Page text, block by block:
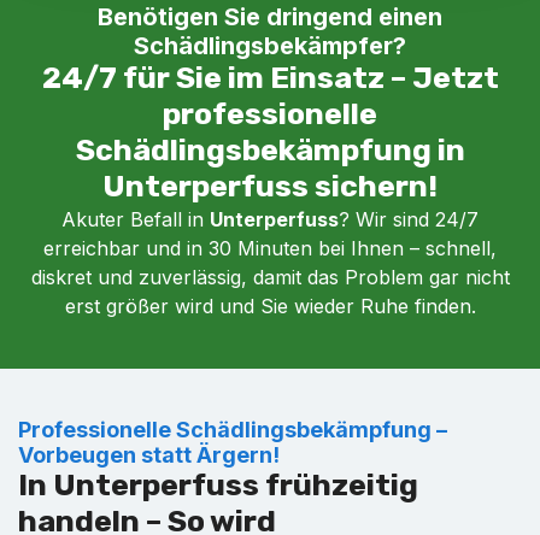
Benötigen Sie dringend einen
Schädlingsbekämpfer?
24/7 für Sie im Einsatz – Jetzt
professionelle
Schädlingsbekämpfung in
Unterperfuss sichern!
Akuter Befall in Unterperfuss? Wir sind 24/7
erreichbar und in 30 Minuten bei Ihnen – schnell,
diskret und zuverlässig, damit das Problem gar nicht
erst größer wird und Sie wieder Ruhe finden.
Professionelle Schädlingsbekämpfung –
Vorbeugen statt Ärgern!
In Unterperfuss frühzeitig
handeln – So wird